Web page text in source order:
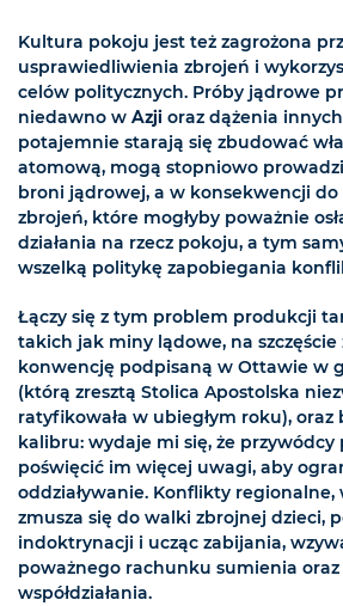
Kultura pokoju jest też zagrożona
usprawiedliwienia zbrojeń i
celów politycznych. Próby jądrowe
niedawno w Azji oraz dążenia
potajemnie starają się zbudować
atomową, mogą stopniowo
broni jądrowej, a w konsekwencji
zbrojeń, które mogłyby poważnie
działania na rzecz pokoju, a tym
wszelką politykę zapobiegania
Łączy się z tym problem produkcji
takich jak miny lądowe, na szczęście
konwencję podpisaną w Ottawie w
(którą zresztą Stolica Apostolska
ratyfikowała w ubiegłym roku), oraz
kalibru: wydaje mi się, że
poświęcić im więcej uwagi, aby
oddziaływanie. Konflikty regionalne,
zmusza się do walki zbrojnej dzieci,
indoktrynacji i ucząc zabijania,
poważnego rachunku sumienia
współdziałania.